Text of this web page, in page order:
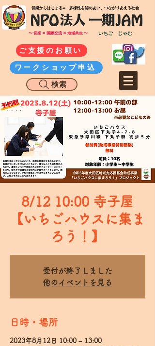
​音楽からはじまる∞ 多様性を認めあい、つながりあえる社会
〜 音楽 ✕ 国際交流 ✕ 地域共生 〜 いちご じゃむ
ご支援のお願い
ワークショップ申込
検索
8/12 10:00 寺子屋
【いちごハウスに集ま
ろう！】
受付が終了しました
他のイベントを見る
日時・場所
2023年8月12日 10:00 – 13:00